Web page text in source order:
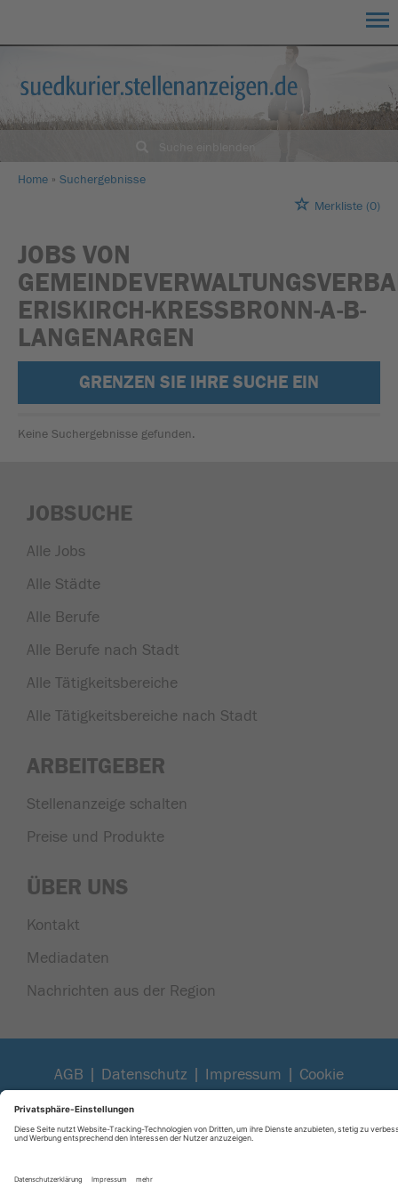
Home
Suchergebnisse
Merkliste (0)
JOBS VON
ERISKIRCH-KRESSBRONN-A-B-
LANGENARGEN
GRENZEN SIE IHRE SUCHE EIN
Keine Suchergebnisse gefunden.
JOBSUCHE
Alle Jobs
Alle Städte
Alle Berufe
Alle Berufe nach Stadt
Alle Tätigkeitsbereiche
Alle Tätigkeitsbereiche nach Stadt
ARBEITGEBER
Stellenanzeige schalten
Preise und Produkte
ÜBER UNS
Kontakt
Mediadaten
Nachrichten aus der Region
AGB | Datenschutz | Impressum | Cookie
In Kooperation mit